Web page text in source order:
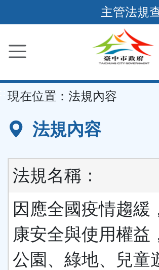
到
要
容
區
主管法規
現在位置： 法規內容
法規內容
法規名稱：
因應全國疫情趨緩
康安全與使用權益
公園、綠地、兒童